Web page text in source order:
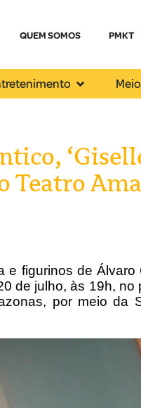
QUEM SOMOS PMKT
Teatro
e figurinos de
de julho, às 19h, no
por meio da